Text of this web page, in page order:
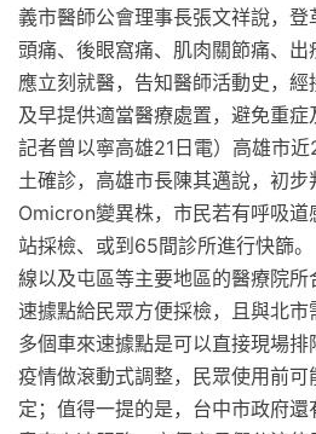
義市醫師公會理事長張文祥說，登
頭痛、後眼窩痛、肌肉關節痛、
應立刻就醫，告知醫師活動史，
及早提供適當醫療處置，避免重
記者曾以寧高雄21日電）高雄市
土確診，高雄市長陳其邁說，初
Omicron變異株，市民若有呼吸
站採檢、或到65間診所進行快篩
線以及屯區等主要地區的醫療院
速據點給民眾方便採檢，且與北
多個車來速據點是可以直接現場
疫情做滾動式調整，民眾使用前
定；值得一提的是，台中市政府